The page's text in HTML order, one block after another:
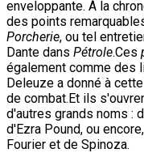
enveloppante. À la
des points
Porcherie, ou tel
Dante dans Pétrole.Ces
également comme des
Deleuze a donné à
de combat.Et ils
d'autres grands noms :
d'Ezra Pound, ou
Fourier et de Spinoza.